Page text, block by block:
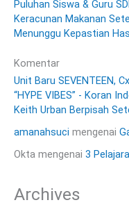
Puluhan Siswa & Guru
Keracunan Makanan
Menunggu Kepastian
Komentar
Unit Baru SEVENTEEN,
“HYPE VIBES” - Koran
Keith Urban Berpisah
amanahsuci mengenai
Okta mengenai 3
Archives